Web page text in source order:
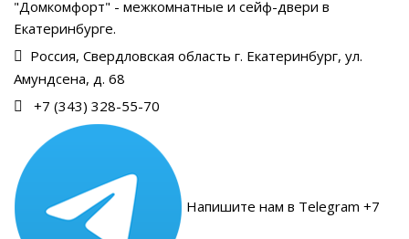
"Домкомфорт" - межкомнатные и сейф-двери в
Екатеринбурге.
Россия, Свердловская область г. Екатеринбург, ул.
Амундсена, д. 68
+7 (343) 328-55-70
Напишите нам в Telegram +7